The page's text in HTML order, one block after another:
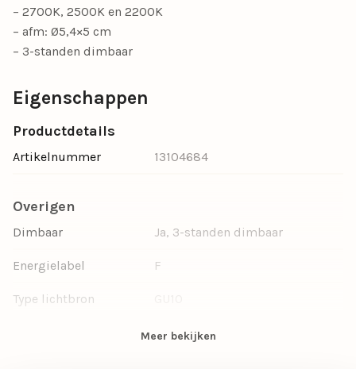
– 2700K, 2500K en 2200K
– afm: Ø5,4×5 cm
– 3-standen dimbaar
Eigenschappen
Productdetails
Artikelnummer 13104684
Overigen
Dimbaar Ja, 3-standen dimbaar
Energielabel F
Type lichtbron
2
Meer bekijken